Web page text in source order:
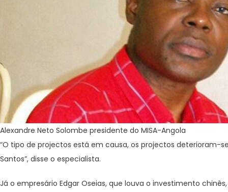
Alexandre Neto Solombe presidente do MISA-Angola
“O tipo de projectos está em causa, os projectos deterioram-
Santos”, disse o especialista.
Já o empresário Edgar Oseias, que louva o investimento